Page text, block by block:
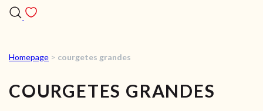
RECEITAS
VÍDEOS
Homepage > courgetes grandes
COURGETES GRANDES